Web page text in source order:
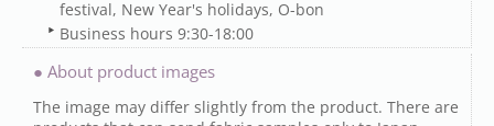
festival, New Year's holidays, O-bon
Business hours 9:30-18:00
● About product images
The image may differ slightly from the product. There are